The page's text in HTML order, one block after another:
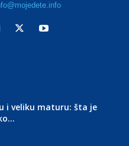
i veliku maturu: šta je